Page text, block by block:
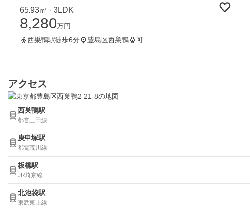
65.93㎡ ・ 3LDK
8,280万円
西巣鴨駅徒歩6分
豊島区西巣鴨 可
アクセス
西巣鴨駅
都営三田線
庚申塚駅
都電荒川線
板橋駅
JR埼京線
北池袋駅
東武東上線